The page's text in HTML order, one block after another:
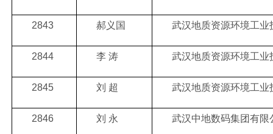
2843 郝义国 武汉地质资源环境工
2844 李 涛 武汉地质资源环境工
2845 刘 超 武汉地质资源环境工
2846 刘 永 武汉中地数码集团有限